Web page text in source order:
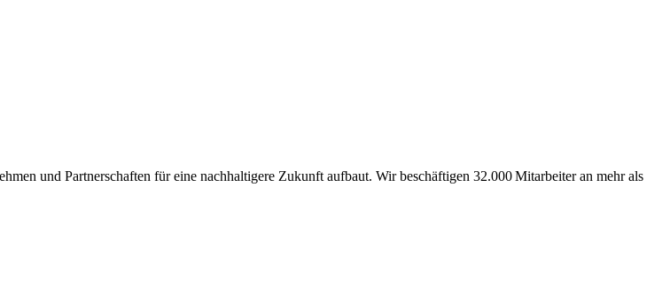
und Partnerschaften für eine nachhaltigere Zukunft aufbaut. Wir beschäftigen 32.000 Mitarbeiter an mehr als